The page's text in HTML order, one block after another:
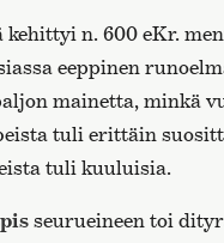
n. 600 eKr.
eeppinen
mainetta, minkä
tuli erittäin
tuli kuuluisia.
seurueineen toi